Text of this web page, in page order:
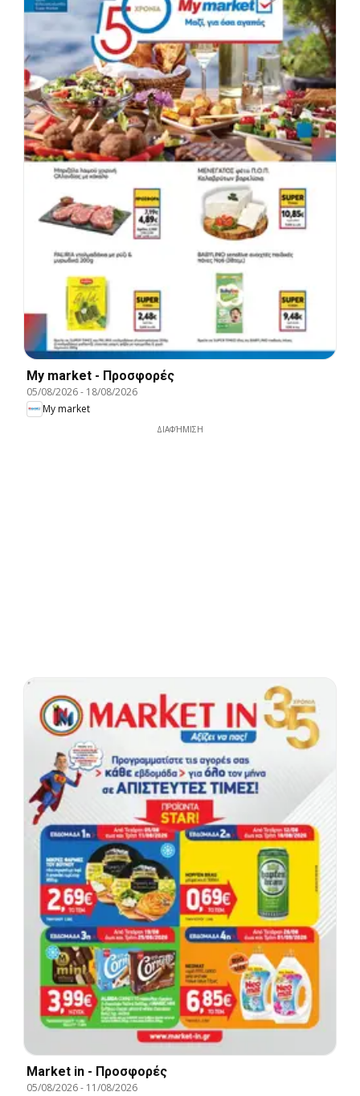
My market - Προσφορές
05/08/2026- 18/08/2026
My market
ΔΙΑΦΉΜΙΣΗ
Market in - Προσφορές
05/08/2026- 11/08/2026